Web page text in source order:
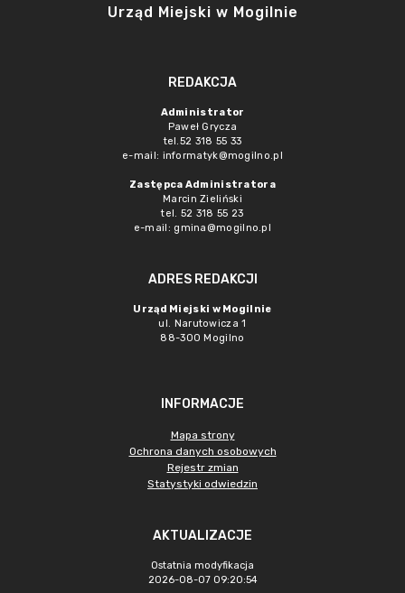
Urząd Miejski w Mogilnie
REDAKCJA
Administrator
Paweł Grycza
tel.52 318 55 33
e-mail: informatyk@mogilno.pl
Zastępca Administratora
Marcin Zieliński
tel. 52 318 55 23
e-mail: gmina@mogilno.pl
ADRES REDAKCJI
Urząd Miejski w Mogilnie
ul. Narutowicza 1
88-300 Mogilno
INFORMACJE
Mapa strony
Ochrona danych osobowych
Rejestr zmian
Statystyki odwiedzin
AKTUALIZACJE
Ostatnia modyfikacja
2026-08-07 09:20:54